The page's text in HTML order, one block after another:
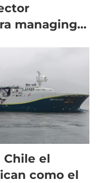
managing
Chile el
como el